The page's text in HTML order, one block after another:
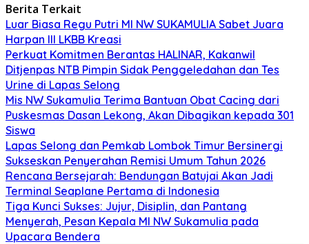
Berita Terkait
Luar Biasa Regu Putri MI NW SUKAMULIA Sabet Juara
Harpan III LKBB Kreasi
Perkuat Komitmen Berantas HALINAR, Kakanwil
Ditjenpas NTB Pimpin Sidak Penggeledahan dan Tes
Urine di Lapas Selong
Mis NW Sukamulia Terima Bantuan Obat Cacing dari
Puskesmas Dasan Lekong, Akan Dibagikan kepada 301
Siswa
Lapas Selong dan Pemkab Lombok Timur Bersinergi
Sukseskan Penyerahan Remisi Umum Tahun 2026
Rencana Bersejarah: Bendungan Batujai Akan Jadi
Terminal Seaplane Pertama di Indonesia
Tiga Kunci Sukses: Jujur, Disiplin, dan Pantang
Menyerah, Pesan Kepala MI NW Sukamulia pada
Upacara Bendera